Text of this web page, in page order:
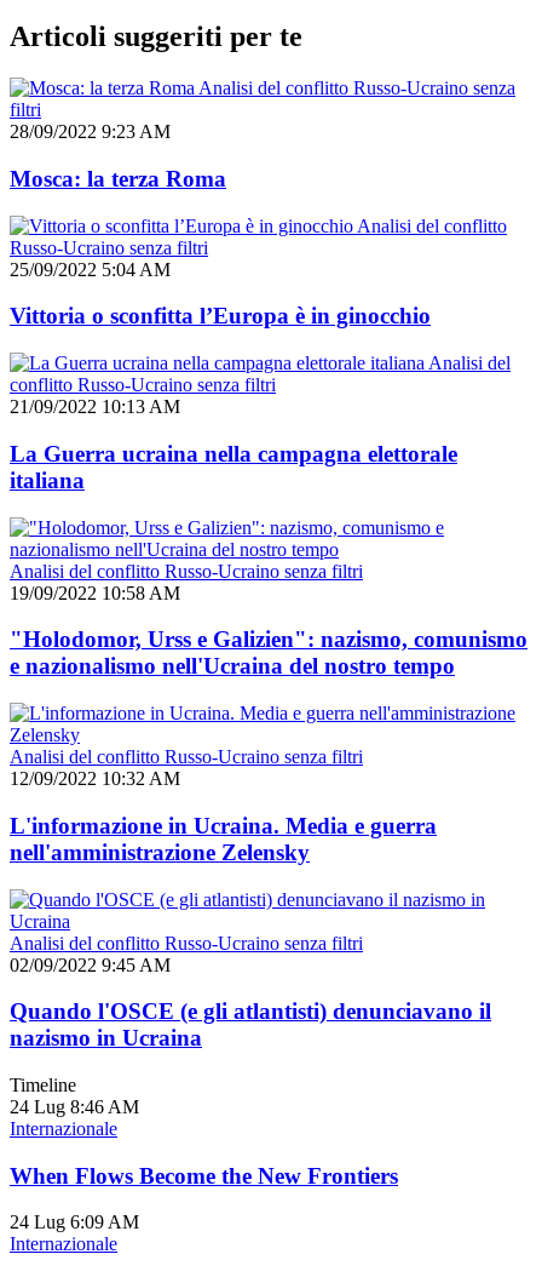
Articoli suggeriti per te
Analisi del conflitto Russo-Ucraino senza
filtri
28/09/2022 9:23 AM
Mosca: la terza Roma
Analisi del conflitto
Russo-Ucraino senza filtri
25/09/2022 5:04 AM
Vittoria o sconfitta l’Europa è in ginocchio
Analisi del
conflitto Russo-Ucraino senza filtri
21/09/2022 10:13 AM
La Guerra ucraina nella campagna elettorale
italiana
Analisi del conflitto Russo-Ucraino senza filtri
19/09/2022 10:58 AM
"Holodomor, Urss e Galizien": nazismo, comunismo
e nazionalismo nell'Ucraina del nostro tempo
Analisi del conflitto Russo-Ucraino senza filtri
12/09/2022 10:32 AM
L'informazione in Ucraina. Media e guerra
nell'amministrazione Zelensky
Analisi del conflitto Russo-Ucraino senza filtri
02/09/2022 9:45 AM
Quando l'OSCE (e gli atlantisti) denunciavano il
nazismo in Ucraina
Timeline
24 Lug 8:46 AM
Internazionale
When Flows Become the New Frontiers
24 Lug 6:09 AM
Internazionale